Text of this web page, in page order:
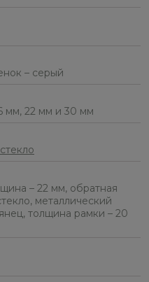
– серый
мм, 22 мм и 30 мм
– 22 мм, обратная
металлический
толщина рамки – 20